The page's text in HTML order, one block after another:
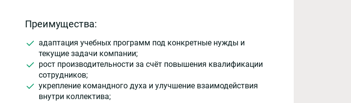
Преимущества:
адаптация учебных программ под конкретные нужды и
текущие задачи компании;
рост производительности за счёт повышения квалификации
сотрудников;
укрепление командного духа и улучшение взаимодействия
внутри коллектива;